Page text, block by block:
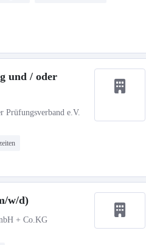
und / oder
Prüfungsverband e.V.
w/d)
+ Co.KG